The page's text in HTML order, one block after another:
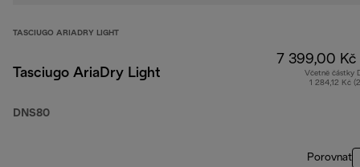
TASCIUGO ARIADRY LIGHT
Tasciugo AriaDry Light
DNS80
7 399,00 Kč
Včetně částky
1 284,12 Kč
Porovnat